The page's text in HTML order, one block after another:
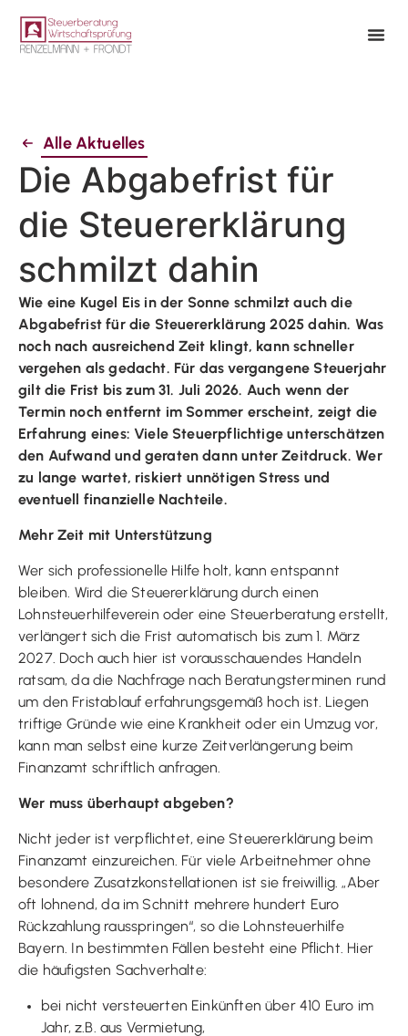
Alle Aktuelles
Die Abgabefrist für
die Steuererklärung
schmilzt dahin
Wie eine Kugel Eis in der Sonne schmilzt auch die
Abgabefrist für die Steuererklärung 2025 dahin. Was
noch nach ausreichend Zeit klingt, kann schneller
vergehen als gedacht. Für das vergangene Steuerjahr
gilt die Frist bis zum 31. Juli 2026. Auch wenn der
Termin noch entfernt im Sommer erscheint, zeigt die
Erfahrung eines: Viele Steuerpflichtige unterschätzen
den Aufwand und geraten dann unter Zeitdruck. Wer
zu lange wartet, riskiert unnötigen Stress und
eventuell finanzielle Nachteile.
Mehr Zeit mit Unterstützung
Wer sich professionelle Hilfe holt, kann entspannt
bleiben. Wird die Steuererklärung durch einen
Lohnsteuerhilfeverein oder eine Steuerberatung erstellt,
verlängert sich die Frist automatisch bis zum 1. März
2027. Doch auch hier ist vorausschauendes Handeln
ratsam, da die Nachfrage nach Beratungsterminen rund
um den Fristablauf erfahrungsgemäß hoch ist. Liegen
triftige Gründe wie eine Krankheit oder ein Umzug vor,
kann man selbst eine kurze Zeitverlängerung beim
Finanzamt schriftlich anfragen.
Wer muss überhaupt abgeben?
Nicht jeder ist verpflichtet, eine Steuererklärung beim
Finanzamt einzureichen. Für viele Arbeitnehmer ohne
besondere Zusatzkonstellationen ist sie freiwillig. „Aber
oft lohnend, da im Schnitt mehrere hundert Euro
Rückzahlung rausspringen“, so die Lohnsteuerhilfe
Bayern. In bestimmten Fällen besteht eine Pflicht. Hier
die häufigsten Sachverhalte:
bei nicht versteuerten Einkünften über 410 Euro im
Jahr, z.B. aus Vermietung,